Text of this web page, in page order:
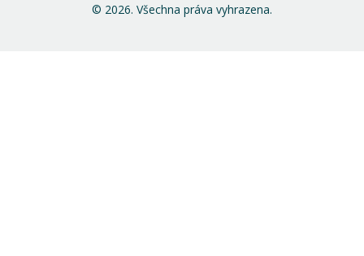
© 2026. Všechna práva vyhrazena.